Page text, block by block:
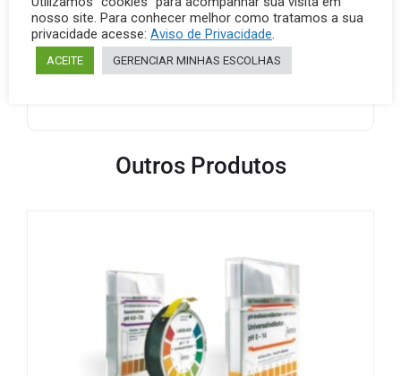
parâmetros que requerem uma faixa específica de pH
da amostra (por exemplo, Spectroquant®, consulte as
instruções de uso), recomendamos o uso de tiras de
teste de pH MQuant® como pré-teste.
Outros Produtos
nosso site. Para conhecer melhor como tratamos a sua
privacidade acesse: Aviso de Privacidade.
ACEITE GERENCIAR MINHAS ESCOLHAS